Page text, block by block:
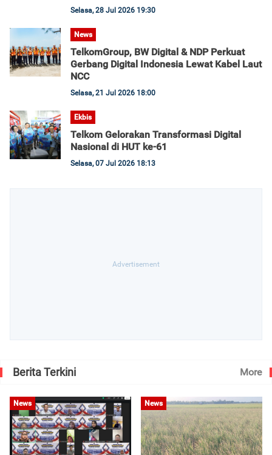
Selasa, 28 Jul 2026 19:30
News
TelkomGroup, BW Digital & NDP Perkuat
Gerbang Digital Indonesia Lewat Kabel Laut
NCC
Selasa, 21 Jul 2026 18:00
Ekbis
Telkom Gelorakan Transformasi Digital
Nasional di HUT ke-61
Selasa, 07 Jul 2026 18:13
Berita Terkini More
News News